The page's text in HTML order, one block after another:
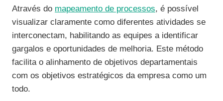
Através do mapeamento de processos, é possível
visualizar claramente como diferentes atividades se
interconectam, habilitando as equipes a identificar
gargalos e oportunidades de melhoria. Este método
facilita o alinhamento de objetivos departamentais
com os objetivos estratégicos da empresa como um
todo.